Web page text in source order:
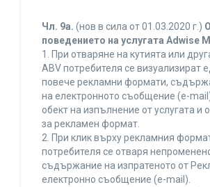
Чл. 9а. (нов в сила от 01.03.2020 г.)
поведението на услугата Adwise
1. При отваряне на кутията или
ABV потребителя се визуализират
повече рекламни формати,
на електронното съобщение (e-
обект на изпълнение от услугата и
за рекламен формат.
2. При клик върху рекламния
потребителя се отваря
съдържание на изпратеното от
електронно съобщение (e-mail).